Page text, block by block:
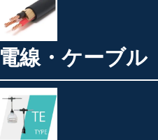
電線・ケーブル